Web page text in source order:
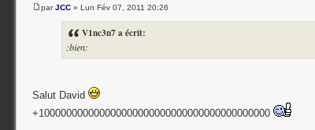
parJCC » Lun Fév 07, 2011 20:26
V1nc3n7 a écrit:
:bien:
Salut David
+100000000000000000000000000000000000000000